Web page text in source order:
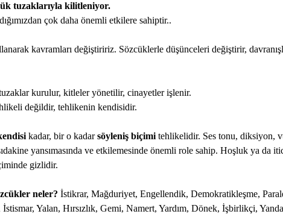
tuzaklarıyla kilitleniyor.
çok daha önemli etkilere sahiptir..
kavramları değiştiririz. Sözcüklerle düşünceleri değiştirir,
kurulur, kitleler yönetilir, cinayetler işlenir.
değildir, tehlikenin kendisidir.
kadar, bir o kadarsöyleniş biçimi tehlikelidir. Ses tonu, diksiyon,
yansımasında ve etkilemesinde önemli role sahip. Hoşluk ya da
gizlidir.
neler? İstikrar, Mağduriyet, Engellendik, Demokratikleşme,
İstismar, Yalan, Hırsızlık, Gemi, Namert, Yardım, Dönek, İşbirlikçi,